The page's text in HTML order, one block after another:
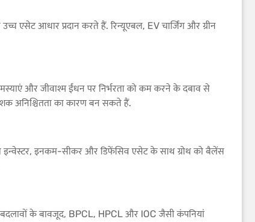
एसेट आधार प्रदान करते हैं. रिन्यूएबल, EV चार्जिंग और ग्रीन
और जीवाश्म ईंधन पर निर्भरता को कम करने के दबाव से
अनिश्चितता का कारण बन सकते हैं.
इन्वेस्टर, इनकम-सीकर और डिफेंसिव एसेट के साथ ग्रोथ को बैलेंस
बदलावों के बावजूद, BPCL, HPCL और IOC जैसी कंपनियां